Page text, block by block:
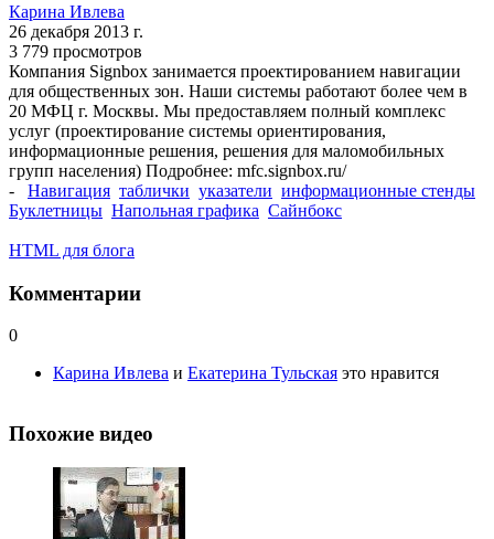
Карина Ивлева
26 декабря 2013 г.
3 779 просмотров
Компания Signbox занимается проектированием навигации
для общественных зон. Наши системы работают более чем в
20 МФЦ г. Москвы. Мы предоставляем полный комплекс
услуг (проектирование системы ориентирования,
информационные решения, решения для маломобильных
групп населения) Подробнее: mfc.signbox.ru/
-
Навигация таблички указатели информационные стенды
Буклетницы Напольная графика Сайнбокс
HTML для блога
Комментарии
0
Карина Ивлева и Екатерина Тульская это нравится
Похожие видео